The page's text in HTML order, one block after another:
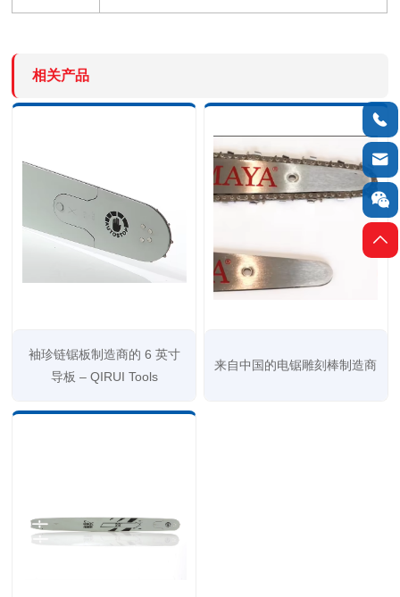
相关产品
袖珍链锯板制造商的 6 英寸
导板 – QIRUI Tools
来自中国的电锯雕刻棒制造商



